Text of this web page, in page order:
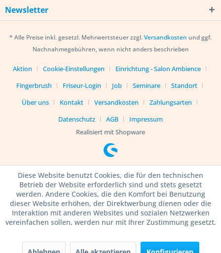
Newsletter
* Alle Preise inkl. gesetzl. Mehrwertsteuer zzgl.Versandkosten und ggf.
Nachnahmegebühren, wenn nicht anders beschrieben
Aktion Cookie-Einstellungen
Einrichtung - Salon Ambience
Fingerbrush
Friseur-Login Job Seminare
Standort
Über uns
Kontakt Versandkosten
Zahlungsarten
Datenschutz
AGB
Impressum
Realisiert mit Shopware
Diese Website benutzt Cookies, die für den technischen
Betrieb der Website erforderlich sind und stets gesetzt
werden. Andere Cookies, die den Komfort bei Benutzung
dieser Website erhöhen, der Direktwerbung dienen oder die
Interaktion mit anderen Websites und sozialen Netzwerken
vereinfachen sollen, werden nur mit Ihrer Zustimmung gesetzt.